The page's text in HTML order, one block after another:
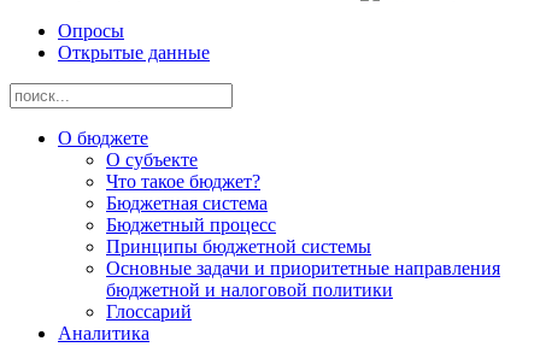
Опросы
Открытые данные
О бюджете
О субъекте
Что такое бюджет?
Бюджетная система
Бюджетный процесс
Принципы бюджетной системы
Основные задачи и приоритетные направления
бюджетной и налоговой политики
Глоссарий
Аналитика